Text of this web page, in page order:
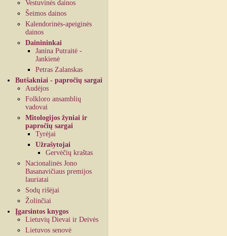
Vestuvinės dainos
Šeimos dainos
Kalendorinės-apeiginės
dainos
Dainininkai
Janina Putraitė -
Jankienė
Petras Zalanskas
Butšakniai - papročių sargai
Audėjos
Folkloro ansamblių
vadovai
Mitologijos žyniai ir
papročių sargai
Tyrėjai
Užrašytojai
Gervėčių kraštas
Nacionalinės Jono
Basanavičiaus premijos
lauriatai
Sodų rišėjai
Žolinčiai
Įgarsintos knygos
Lietuvių Dievai ir Deivės
Lietuvos senovė